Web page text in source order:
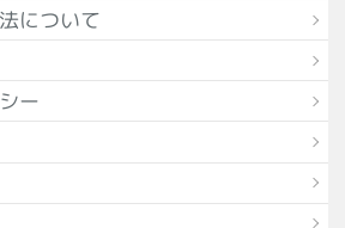
について
ー